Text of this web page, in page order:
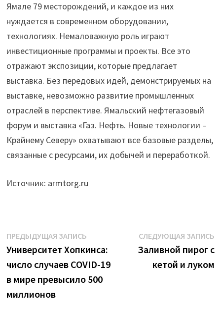
Ямале 79 месторождений, и каждое из них
нуждается в современном оборудовании,
технологиях. Немаловажную роль играют
инвестиционные программы и проекты. Все это
отражают экспозиции, которые предлагает
выставка. Без передовых идей, демонстрируемых на
выставке, невозможно развитие промышленных
отраслей в перспективе. Ямальский нефтегазовый
форум и выставка «Газ. Нефть. Новые технологии –
Крайнему Северу» охватывают все базовые разделы,
связанные с ресурсами, их добычей и переработкой.
Источник: armtorg.ru
Навигация
по
записям
ПРЕДЫДУЩАЯ ЗАПИСЬПредыдущая
запись:
Университет Хопкинса:
число случаев COVID-19
в мире превысило 500
миллионов
СЛЕДУЮЩАЯ ЗАПИСЬ
Заливной пирог с
кетой и луком